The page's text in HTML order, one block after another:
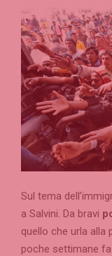
Sul tema
a Salvini. Da bravi
quello che urla alla
poche settimane